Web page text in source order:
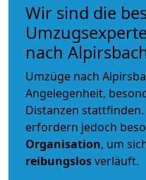
Wir sind die
nach
Umzüge nach
Angelegenheit,
Distanzen
erfordern jedoch
Organisation, um
reibungslosverläuft.